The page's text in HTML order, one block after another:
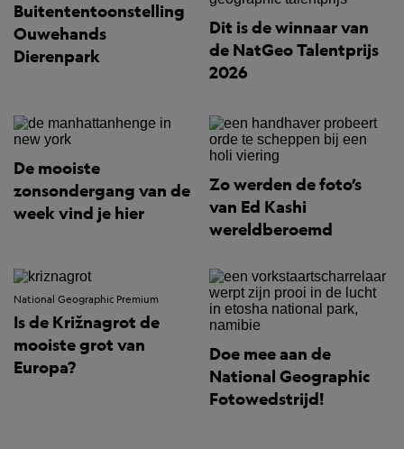
Buitententoonstelling
Ouwehands
Dierenpark
Dit is de winnaar van
de NatGeo Talentprijs
2026
De mooiste
zonsondergang van de
week vind je hier
Zo werden de foto’s
van Ed Kashi
wereldberoemd
National Geographic Premium
Is de Križnagrot de
mooiste grot van
Europa?
Doe mee aan de
National Geographic
Fotowedstrijd!